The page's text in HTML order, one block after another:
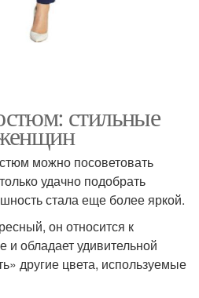
стильные
можно посоветовать
удачно подобрать
стала еще более яркой.
он относится к
и обладает удивительной
другие цвета, используемые